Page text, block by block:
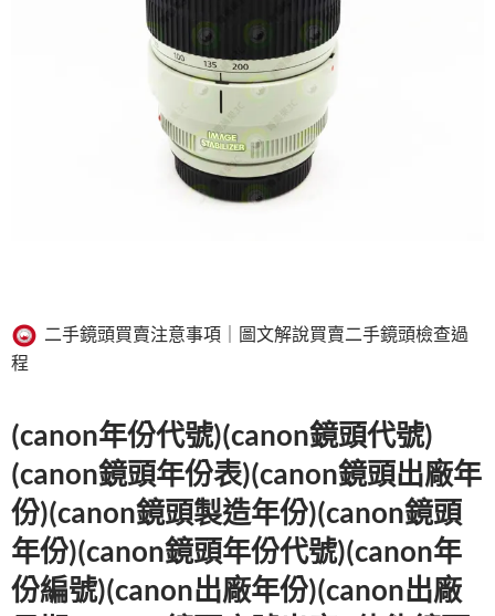
二手鏡頭買賣注意事項｜圖文解說買賣二手鏡頭檢查過
程
(canon年份代號)(canon鏡頭代號)
(canon鏡頭年份表)(canon鏡頭出廠年
份)(canon鏡頭製造年份)(canon鏡頭
年份)(canon鏡頭年份代號)(canon年
份編號)(canon出廠年份)(canon出廠